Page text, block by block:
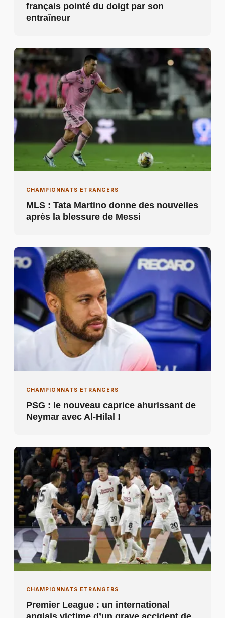
français pointé du doigt par son
entraîneur
CHAMPIONNATS ETRANGERS
MLS : Tata Martino donne des nouvelles
après la blessure de Messi
CHAMPIONNATS ETRANGERS
PSG : le nouveau caprice ahurissant de
Neymar avec Al-Hilal !
CHAMPIONNATS ETRANGERS
Premier League : un international